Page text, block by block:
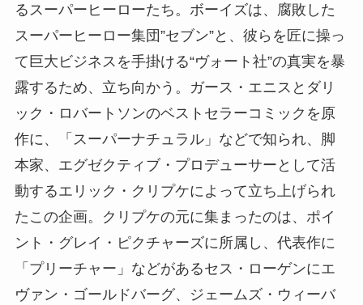
るスーパーヒーローたち。ボーイズは、腐敗した
スーパーヒーロー集団”セブン”と、彼らを匠に操っ
て巨大ビジネスを手掛ける“ヴォート社”の真実を暴
露するため、立ち向かう。ガース・エニスとダリ
ック・ロバートソンのベストセラーコミックを原
作に、「スーパーナチュラル」などで知られ、脚
本家、エグゼクティブ・プロデューサーとして活
動するエリック・クリプケによって立ち上げられ
たこの企画。クリプケの元に集まったのは、ポイ
ント・グレイ・ピクチャーズに所属し、代表作に
「プリーチャー」などがあるセス・ローゲンにエ
ヴァン・ゴールドバーグ、ジェームズ・ウィーバ